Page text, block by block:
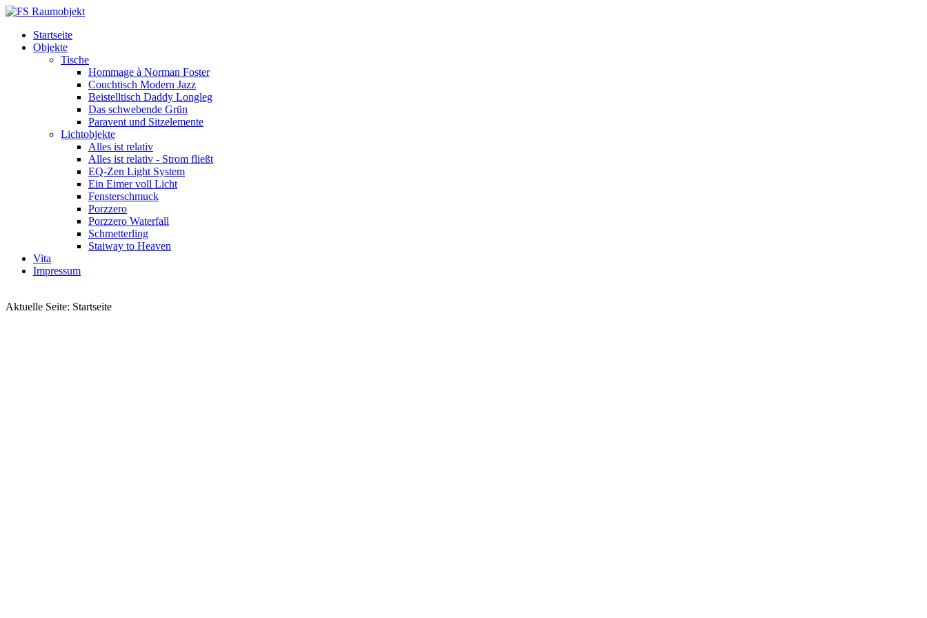
Startseite
Objekte
Tische
Hommage à Norman Foster
Couchtisch Modern Jazz
Beistelltisch Daddy Longleg
Das schwebende Grün
Paravent und Sitzelemente
Lichtobjekte
Alles ist relativ
Alles ist relativ - Strom fließt
EQ-Zen Light System
Ein Eimer voll Licht
Fensterschmuck
Porzzero
Porzzero Waterfall
Schmetterling
Staiway to Heaven
Vita
Impressum
Aktuelle Seite: Startseite